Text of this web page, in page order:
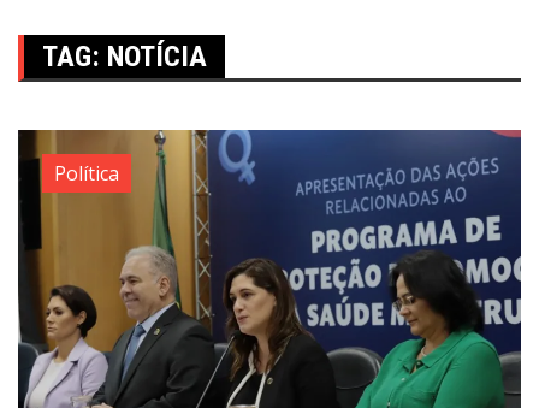
TAG: NOTÍCIA
Política